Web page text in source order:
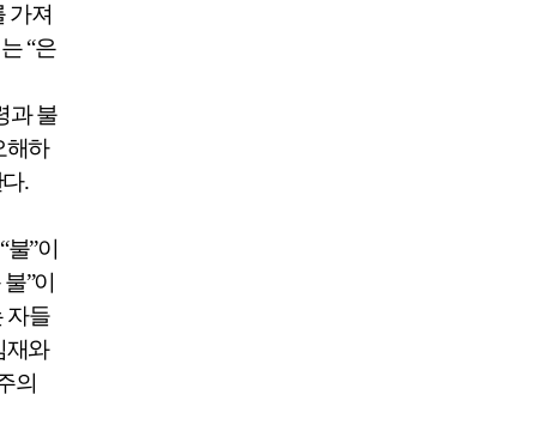
가져
“은
과 불
해하
.
“불”이
불”이
자들
재와
의